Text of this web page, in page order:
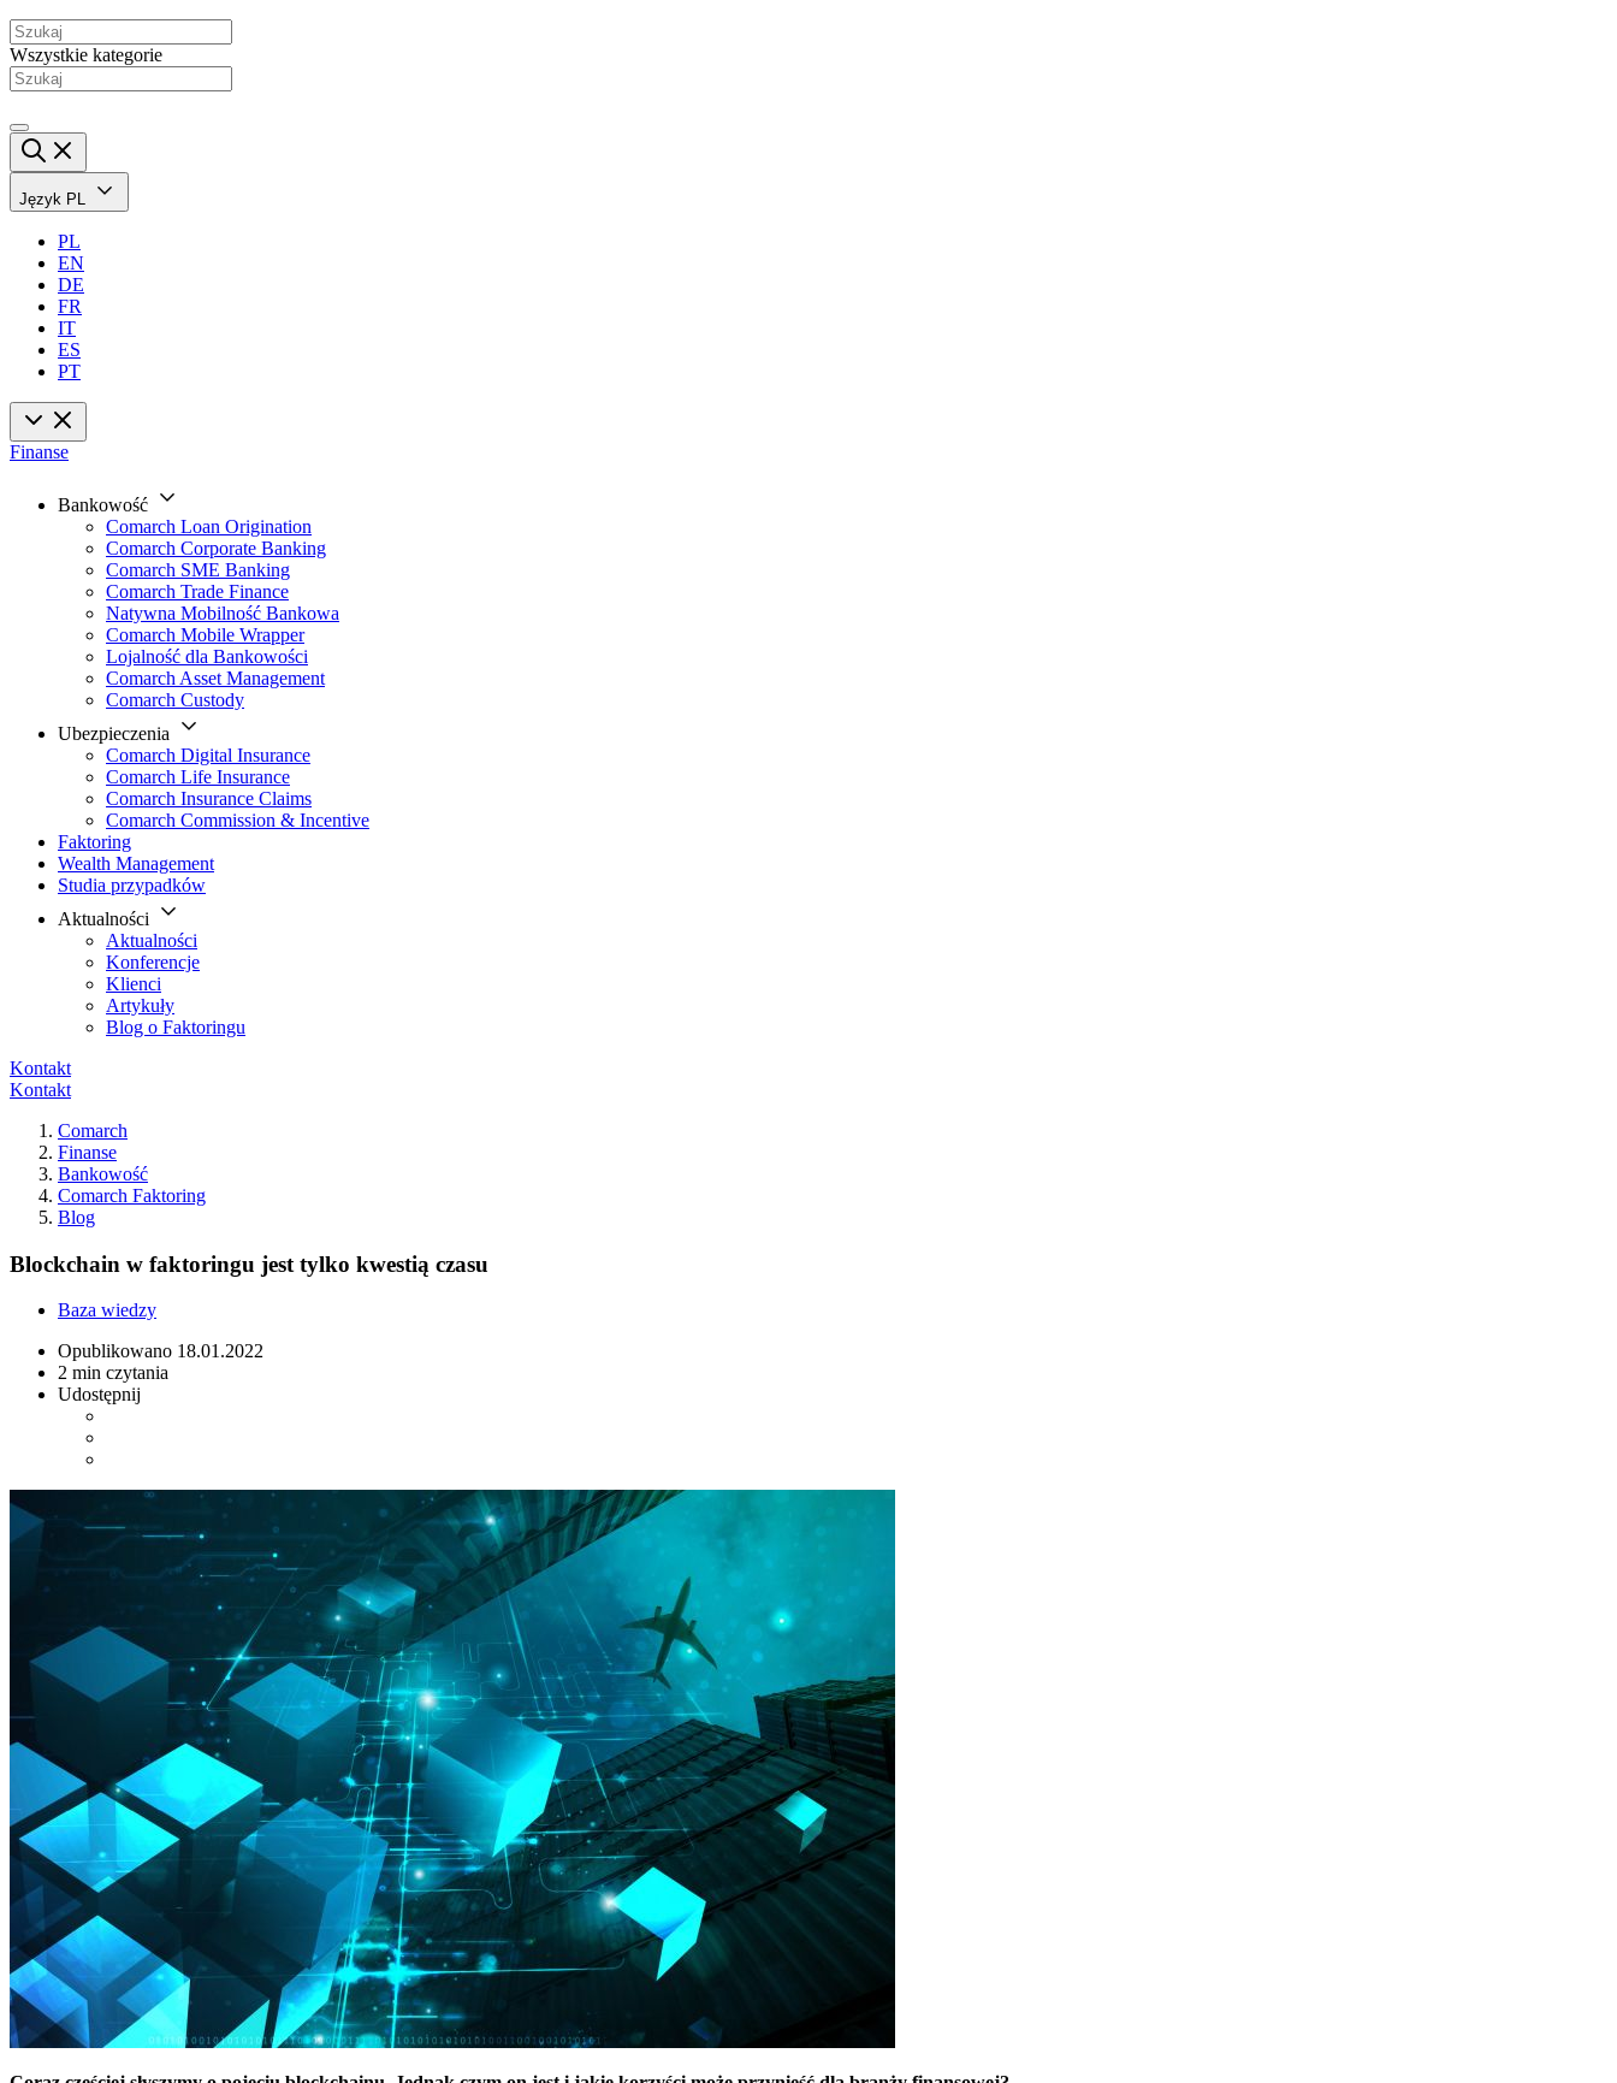
Wszystkie kategorie
Język PL
PL
EN
DE
FR
IT
ES
PT
Finanse
Bankowość
Comarch Loan Origination
Comarch Corporate Banking
Comarch SME Banking
Comarch Trade Finance
Natywna Mobilność Bankowa
Comarch Mobile Wrapper
Lojalność dla Bankowości
Comarch Asset Management
Comarch Custody
Ubezpieczenia
Comarch Digital Insurance
Comarch Life Insurance
Comarch Insurance Claims
Comarch Commission & Incentive
Faktoring
Wealth Management
Studia przypadków
Aktualności
Aktualności
Konferencje
Klienci
Artykuły
Blog o Faktoringu
Kontakt
Kontakt
Comarch
Finanse
Bankowość
Comarch Faktoring
Blog
Blockchain w faktoringu jest tylko kwestią czasu
Baza wiedzy
Opublikowano 18.01.2022
2 min czytania
Udostępnij